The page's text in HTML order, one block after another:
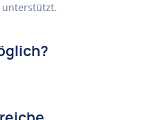
unterstützt.